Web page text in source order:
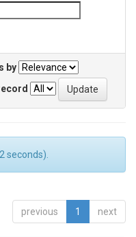
by
seconds).
previous 1 next